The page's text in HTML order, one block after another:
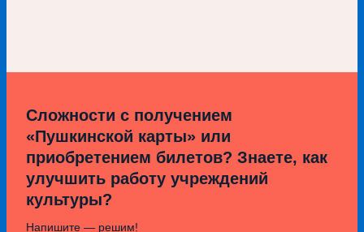
Сложности с получением
«Пушкинской карты» или
приобретением билетов? Знаете, как
улучшить работу учреждений
культуры?
Напишите — решим!